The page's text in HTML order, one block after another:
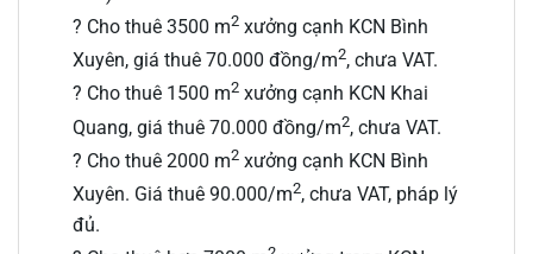
? Cho thuê 3500 m2 xưởng cạnh KCN Bình
Xuyên, giá thuê 70.000 đồng/m2, chưa VAT.
? Cho thuê 1500 m2 xưởng cạnh KCN Khai
Quang, giá thuê 70.000 đồng/m2, chưa VAT.
? Cho thuê 2000 m2 xưởng cạnh KCN Bình
Xuyên. Giá thuê 90.000/m2, chưa VAT, pháp lý
đủ.